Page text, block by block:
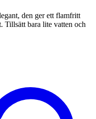
den ger ett flamfritt
Tillsätt bara lite vatten och